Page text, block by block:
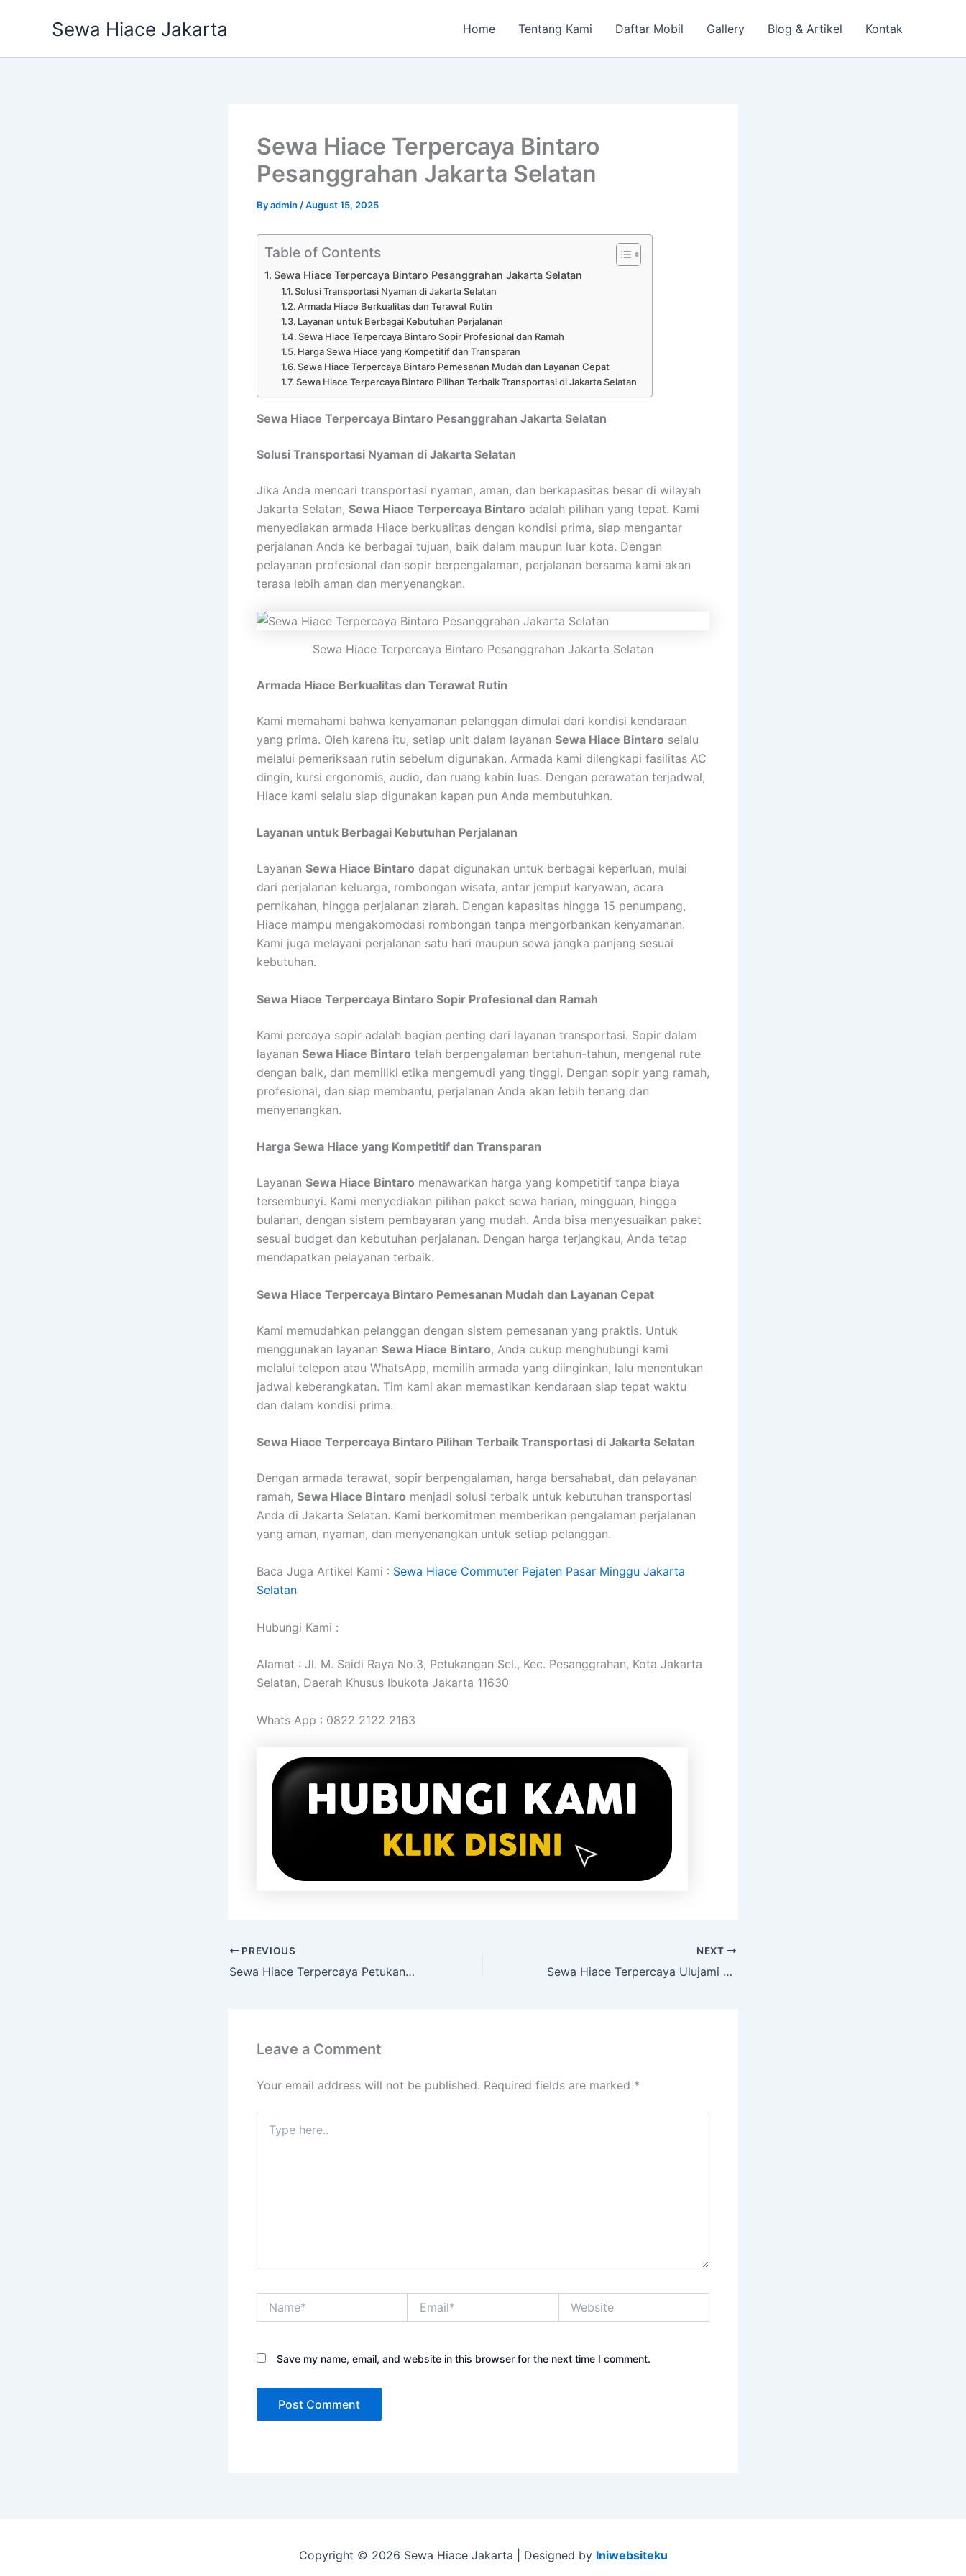
Sewa Hiace Jakarta Home Tentang Kami Daftar Mobil Gallery Blog & Artikel Kontak
Sewa Hiace Terpercaya Bintaro
Pesanggrahan Jakarta Selatan
Byadmin /August 15, 2025
Table of Contents
Sewa Hiace Terpercaya Bintaro Pesanggrahan Jakarta Selatan
Solusi Transportasi Nyaman di Jakarta Selatan
Armada Hiace Berkualitas dan Terawat Rutin
Layanan untuk Berbagai Kebutuhan Perjalanan
Sewa Hiace Terpercaya Bintaro Sopir Profesional dan Ramah
Harga Sewa Hiace yang Kompetitif dan Transparan
Sewa Hiace Terpercaya Bintaro Pemesanan Mudah dan Layanan Cepat
Sewa Hiace Terpercaya Bintaro Pilihan Terbaik Transportasi di Jakarta Selatan
Sewa Hiace Terpercaya Bintaro Pesanggrahan Jakarta Selatan
Solusi Transportasi Nyaman di Jakarta Selatan
Jika Anda mencari transportasi nyaman, aman, dan berkapasitas besar di wilayah
Jakarta Selatan, Sewa Hiace Terpercaya Bintaro adalah pilihan yang tepat. Kami
menyediakan armada Hiace berkualitas dengan kondisi prima, siap mengantar
perjalanan Anda ke berbagai tujuan, baik dalam maupun luar kota. Dengan
pelayanan profesional dan sopir berpengalaman, perjalanan bersama kami akan
terasa lebih aman dan menyenangkan.
Sewa Hiace Terpercaya Bintaro Pesanggrahan Jakarta Selatan
Armada Hiace Berkualitas dan Terawat Rutin
Kami memahami bahwa kenyamanan pelanggan dimulai dari kondisi kendaraan
yang prima. Oleh karena itu, setiap unit dalam layanan Sewa Hiace Bintaro selalu
melalui pemeriksaan rutin sebelum digunakan. Armada kami dilengkapi fasilitas AC
dingin, kursi ergonomis, audio, dan ruang kabin luas. Dengan perawatan terjadwal,
Hiace kami selalu siap digunakan kapan pun Anda membutuhkan.
Layanan untuk Berbagai Kebutuhan Perjalanan
Layanan Sewa Hiace Bintaro dapat digunakan untuk berbagai keperluan, mulai
dari perjalanan keluarga, rombongan wisata, antar jemput karyawan, acara
pernikahan, hingga perjalanan ziarah. Dengan kapasitas hingga 15 penumpang,
Hiace mampu mengakomodasi rombongan tanpa mengorbankan kenyamanan.
Kami juga melayani perjalanan satu hari maupun sewa jangka panjang sesuai
kebutuhan.
Sewa Hiace Terpercaya Bintaro Sopir Profesional dan Ramah
Kami percaya sopir adalah bagian penting dari layanan transportasi. Sopir dalam
layanan Sewa Hiace Bintaro telah berpengalaman bertahun-tahun, mengenal rute
dengan baik, dan memiliki etika mengemudi yang tinggi. Dengan sopir yang ramah,
profesional, dan siap membantu, perjalanan Anda akan lebih tenang dan
menyenangkan.
Harga Sewa Hiace yang Kompetitif dan Transparan
Layanan Sewa Hiace Bintaro menawarkan harga yang kompetitif tanpa biaya
tersembunyi. Kami menyediakan pilihan paket sewa harian, mingguan, hingga
bulanan, dengan sistem pembayaran yang mudah. Anda bisa menyesuaikan paket
sesuai budget dan kebutuhan perjalanan. Dengan harga terjangkau, Anda tetap
mendapatkan pelayanan terbaik.
Sewa Hiace Terpercaya Bintaro Pemesanan Mudah dan Layanan Cepat
Kami memudahkan pelanggan dengan sistem pemesanan yang praktis. Untuk
menggunakan layanan Sewa Hiace Bintaro, Anda cukup menghubungi kami
melalui telepon atau WhatsApp, memilih armada yang diinginkan, lalu menentukan
jadwal keberangkatan. Tim kami akan memastikan kendaraan siap tepat waktu
dan dalam kondisi prima.
Sewa Hiace Terpercaya Bintaro Pilihan Terbaik Transportasi di Jakarta Selatan
Dengan armada terawat, sopir berpengalaman, harga bersahabat, dan pelayanan
ramah, Sewa Hiace Bintaro menjadi solusi terbaik untuk kebutuhan transportasi
Anda di Jakarta Selatan. Kami berkomitmen memberikan pengalaman perjalanan
yang aman, nyaman, dan menyenangkan untuk setiap pelanggan.
Baca Juga Artikel Kami : Sewa Hiace Commuter Pejaten Pasar Minggu Jakarta
Selatan
Hubungi Kami :
Alamat : Jl. M. Saidi Raya No.3, Petukangan Sel., Kec. Pesanggrahan, Kota Jakarta
Selatan, Daerah Khusus Ibukota Jakarta 11630
Whats App : 0822 2122 2163
PREVIOUS
Sewa Hiace Terpercaya Petukangan Jakarta Selatan
NEXT
Sewa Hiace Terpercaya Ulujami Pesanggrahan Jakarta Selatan
Leave a Comment
Your email address will not be published. Required fields are marked *
here..
Save my name, email, and website in this browser for the next time I comment.
Copyright © 2026 Sewa Hiace Jakarta | Designed by Iniwebsiteku